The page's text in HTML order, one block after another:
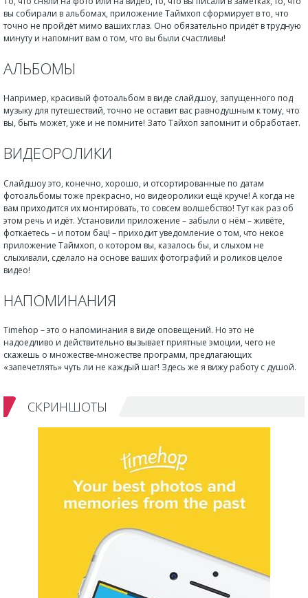
вы собирали в альбомах, приложение Таймхоп сформирует в то, что
точно не пройдёт мимо ваших глаз. Оно обязательно придёт в трудную
минуту и напомнит вам о том, что вы были счастливы!
АЛЬБОМЫ
Например, красивый фотоальбом в виде слайдшоу, запущенного под
музыку для путешествий, точно не оставит вас равнодушным к тому, что
вы, быть может, уже и не помните! Зато Тайхоп запомнит и обработает.
ВИДЕОРОЛИКИ
Слайдшоу это, конечно, хорошо, и отсортированные по датам
фотоальбомы тоже прекрасно, но видеоролики ещё круче! А когда не
вам приходится их монтировать, то совсем волшебство! Тут как раз об
этом речь и идёт. Установили приложение – забыли о нём – живёте,
фоткаетесь – и потом бац! – приходит уведомление о том, что некое
приложение Таймхоп, о котором вы, казалось бы, и слыхом не
слыхивали, сделало на основе ваших фотографий и роликов целое
видео!
НАПОМИНАНИЯ
Timehop – это о напоминания в виде оповещений. Но это не
надоедливо и действительно вызывает приятные эмоции, чего не
скажешь о множестве-множестве программ, предлагающих
«запечетлять» чуть ли не каждый шаг! Здесь же я вижу работу с душой.
СКРИНШОТЫ